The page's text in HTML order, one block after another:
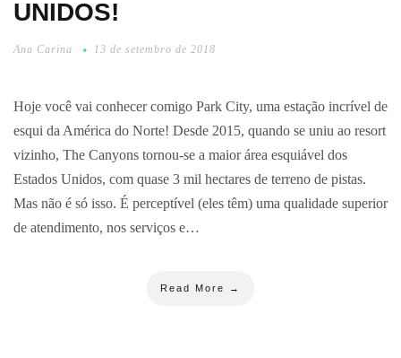
UNIDOS!
Ana Carina 13 de setembro de 2018
Hoje você vai conhecer comigo Park City, uma estação incrível de
esqui da América do Norte! Desde 2015, quando se uniu ao resort
vizinho, The Canyons tornou-se a maior área esquiável dos
Estados Unidos, com quase 3 mil hectares de terreno de pistas.
Mas não é só isso. É perceptível (eles têm) uma qualidade superior
de atendimento, nos serviços e…
Read More →